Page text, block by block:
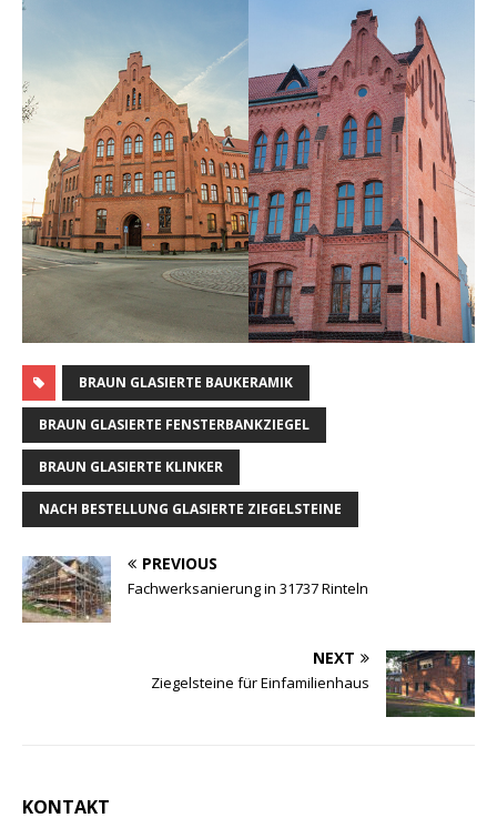
BRAUN GLASIERTE BAUKERAMIK
BRAUN GLASIERTE FENSTERBANKZIEGEL
BRAUN GLASIERTE KLINKER
NACH BESTELLUNG GLASIERTE ZIEGELSTEINE
PREVIOUS
Fachwerksanierung in 31737 Rinteln
NEXT
Ziegelsteine für Einfamilienhaus
KONTAKT